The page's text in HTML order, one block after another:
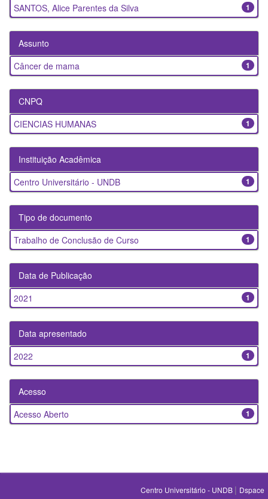
1
SANTOS, Alice Parentes da Silva
Assunto
1
Câncer de mama
CNPQ
1
CIENCIAS HUMANAS
Instituição Acadêmica
1
Centro Universitário - UNDB
Tipo de documento
1
Trabalho de Conclusão de Curso
Data de Publicação
1
2021
Data apresentado
1
2022
Acesso
1
Acesso Aberto
Centro Universitário - UNDB | Dspace